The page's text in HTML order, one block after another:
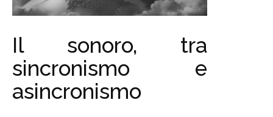
Il sonoro, tra
sincronismo e
asincronismo